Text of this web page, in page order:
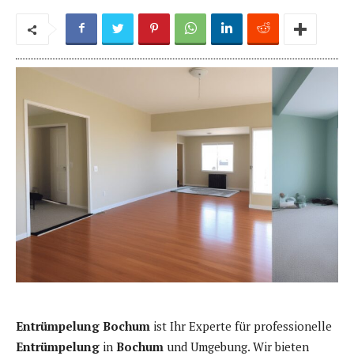
Entrümpelung Bochum ist Ihr Experte für professionelle
Entrümpelung in Bochum und Umgebung. Wir bieten